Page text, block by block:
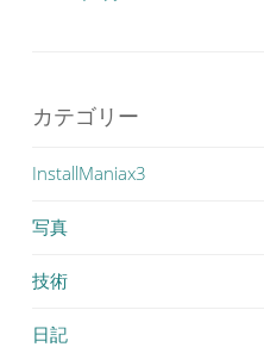
カテゴリー
InstallManiax3
写真
技術
日記